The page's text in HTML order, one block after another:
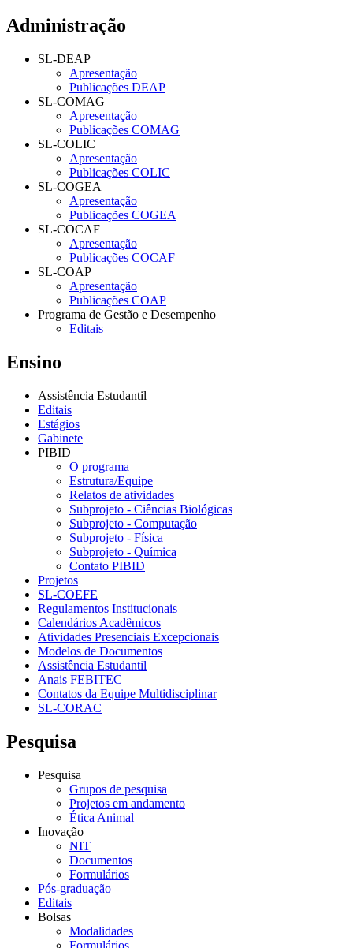
Administração
SL-DEAP
Apresentação
Publicações DEAP
SL-COMAG
Apresentação
Publicações COMAG
SL-COLIC
Apresentação
Publicações COLIC
SL-COGEA
Apresentação
Publicações COGEA
SL-COCAF
Apresentação
Publicações COCAF
SL-COAP
Apresentação
Publicações COAP
Programa de Gestão e Desempenho
Editais
Ensino
Assistência Estudantil
Editais
Estágios
Gabinete
PIBID
O programa
Estrutura/Equipe
Relatos de atividades
Subprojeto - Ciências Biológicas
Subprojeto - Computação
Subprojeto - Física
Subprojeto - Química
Contato PIBID
Projetos
SL-COEFE
Regulamentos Institucionais
Calendários Acadêmicos
Atividades Presenciais Excepcionais
Modelos de Documentos
Assistência Estudantil
Anais FEBITEC
Contatos da Equipe Multidisciplinar
SL-CORAC
Pesquisa
Pesquisa
Grupos de pesquisa
Projetos em andamento
Ética Animal
Inovação
NIT
Documentos
Formulários
Pós-graduação
Editais
Bolsas
Modalidades
Formulários